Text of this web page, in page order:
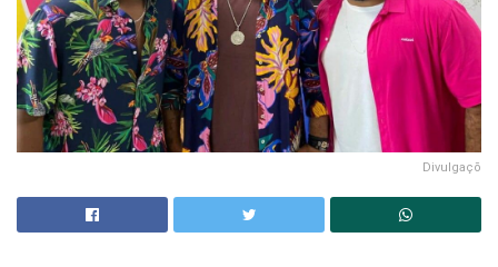
Divulgaçõ